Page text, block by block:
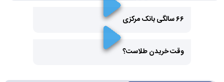
۶۶ سالگی بانک مرکزی
وقت خریدن طلاست؟